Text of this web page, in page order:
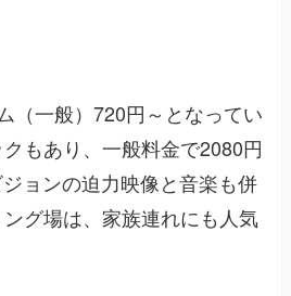
（一般）720円～となってい
もあり、一般料金で2080円
ョンの迫力映像と音楽も併
グ場は、家族連れにも人気